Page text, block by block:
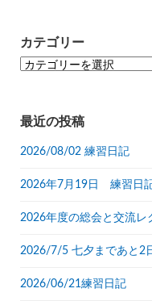
カテゴリー
カ
ー
最近の投稿
2026/08/02 練習日記
2026年7月19日 練習日
2026年度の総会と交流レ
2026/7/5 七夕まであと2
2026/06/21練習日記